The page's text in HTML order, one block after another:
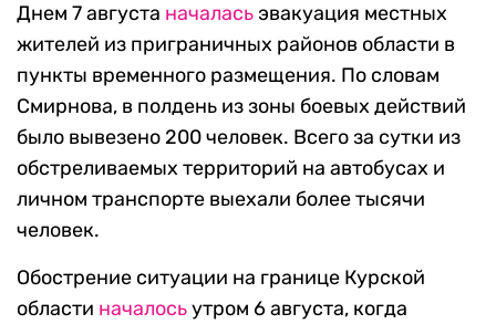
Днем 7 августа началась эвакуация местных
жителей из приграничных районов области в
пункты временного размещения. По словам
Смирнова, в полдень из зоны боевых действий
было вывезено 200 человек. Всего за сутки из
обстреливаемых территорий на автобусах и
личном транспорте выехали более тысячи
человек.
Обострение ситуации на границе Курской
области началосьутром 6 августа, когда